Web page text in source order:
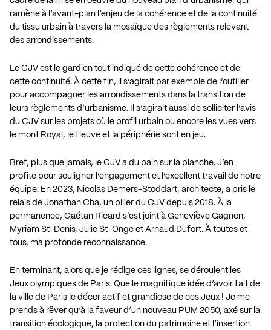
ramène à l’avant-plan l’enjeu de la cohérence et de la continuité
du tissu urbain à travers la mosaïque des règlements relevant
des arrondissements.
Le CJV est le gardien tout indiqué de cette cohérence et de
cette continuité. À cette fin, il s’agirait par exemple de l’outiller
pour accompagner les arrondissements dans la transition de
leurs règlements d’urbanisme. Il s’agirait aussi de solliciter l’avis
du CJV sur les projets où le profil urbain ou encore les vues vers
le mont Royal, le fleuve et la périphérie sont en jeu.
Bref, plus que jamais, le CJV a du pain sur la planche. J’en
profite pour souligner l’engagement et l’excellent travail de notre
équipe. En 2023, Nicolas Demers-Stoddart, architecte, a pris le
relais de Jonathan Cha, un pilier du CJV depuis 2018. À la
permanence, Gaétan Ricard s’est joint à Geneviève Gagnon,
Myriam St-Denis, Julie St-Onge et Arnaud Dufort. À toutes et
tous, ma profonde reconnaissance.
En terminant, alors que je rédige ces lignes, se déroulent les
Jeux olympiques de Paris. Quelle magnifique idée d’avoir fait de
la ville de Paris le décor actif et grandiose de ces Jeux ! Je me
prends à rêver qu’à la faveur d’un nouveau PUM 2050, axé sur la
transition écologique, la protection du patrimoine et l’insertion